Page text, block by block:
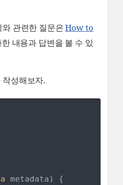
관련한 질문은How to
내용과 답변을 볼 수 있
성해보자.
metadata )
{